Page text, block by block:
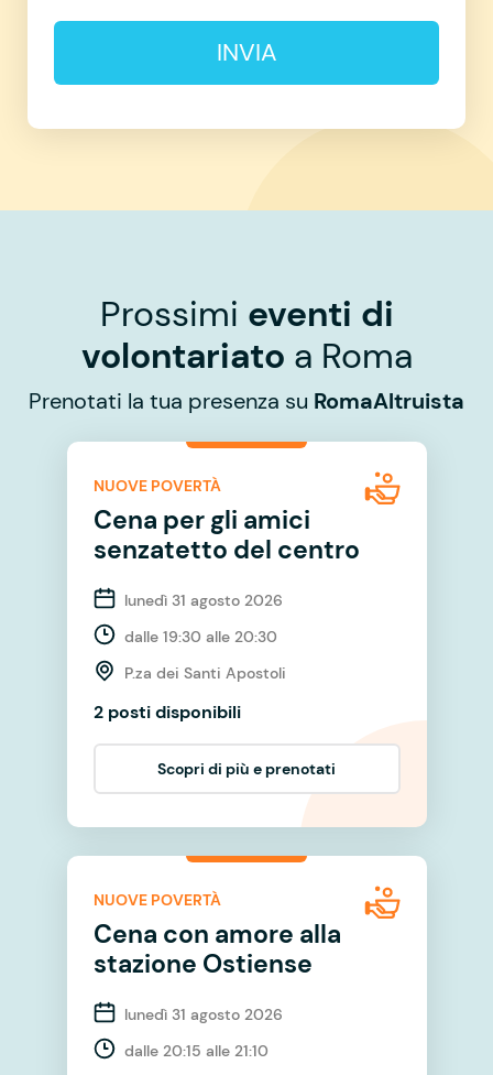
INVIA
Prossimi eventi di
volontariato a Roma
Prenotati la tua presenza su RomaAltruista
NUOVE POVERTÀ
Cena per gli amici
senzatetto del centro
lunedì 31 agosto 2026
dalle 19:30 alle 20:30
P.za dei Santi Apostoli
2 posti disponibili
Scopri di più e prenotati
NUOVE POVERTÀ
Cena con amore alla
stazione Ostiense
lunedì 31 agosto 2026
dalle 20:15 alle 21:10